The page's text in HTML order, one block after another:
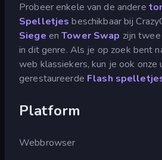
Probeer enkele van de andere
Spelletjesbeschikbaar bij
Siege enTower Swap zijn
in dit genre. Als je op zoek bent
web klassiekers, kun je ook onze
gerestaureerde Flash
Platform
Webbrowser